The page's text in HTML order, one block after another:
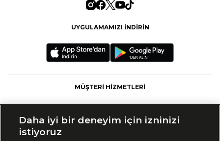
UYGULAMAMIZI İNDİRİN
MÜŞTERİ HİZMETLERİ
Daha iyi bir deneyim için izninizi
istiyoruz